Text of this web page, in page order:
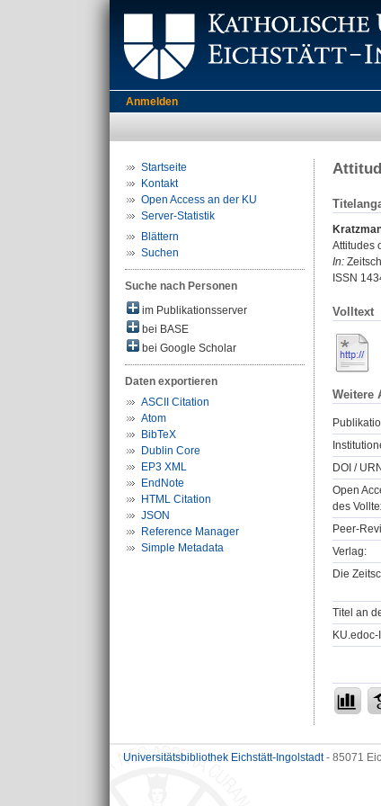
Anmelden
Startseite
Kontakt
Open Access an der KU
Server-Statistik
Blättern
Suchen
Suche nach Personen
im Publikationsserver
bei BASE
bei Google Scholar
Daten exportieren
ASCII Citation
Atom
BibTeX
Dublin Core
EP3 XML
EndNote
HTML Citation
JSON
Reference Manager
Simple Metadata
Attitudes
In:
ISSN
Volltext
Weitere
DOI /
Open
des
Peer-
Verlag:
Die
Titel an
KU.edoc-
Universitätsbibliothek Eichstätt-Ingolstadt- 85071